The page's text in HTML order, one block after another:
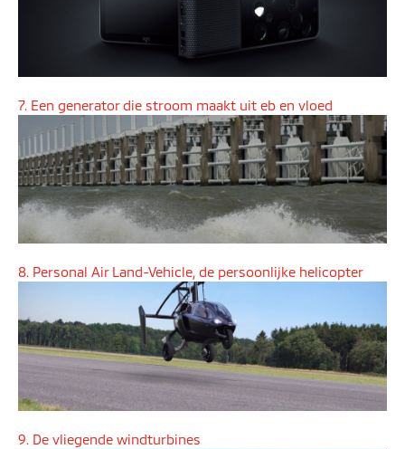
7. Een generator die stroom maakt uit eb en vloed
8. Personal Air Land-Vehicle, de persoonlijke helicopter
9. De vliegende windturbines